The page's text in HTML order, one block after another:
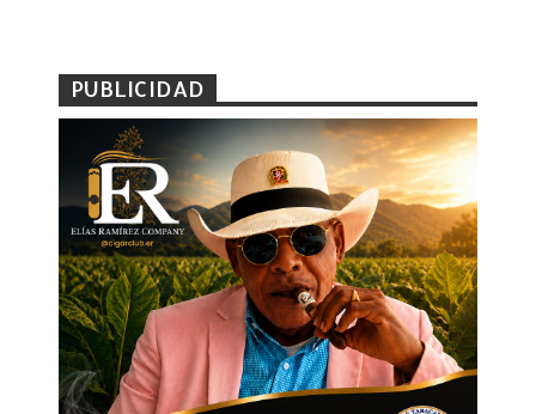
PUBLICIDAD